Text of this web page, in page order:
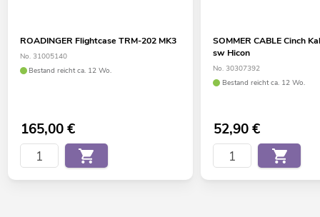
ROADINGER Flightcase TRM-202 MK3
No. 31005140
Bestand reicht ca. 12 Wo.
165,00€
SOMMER CABLE Cinch
sw Hicon
No. 30307392
Bestand reicht ca. 12 Wo.
52,90€